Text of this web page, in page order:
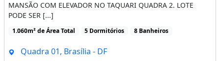
MANSÃO COM ELEVADOR NO TAQUARI QUADRA 2. LOTE
PODE SER [...]
1.060m² de Área Total 5 Dormitórios 8 Banheiros
Quadra 01, Brasília - DF